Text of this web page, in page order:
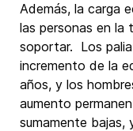
Además, la carga
las personas en la
soportar. Los
incremento de la
años, y los
aumento
sumamente bajas,